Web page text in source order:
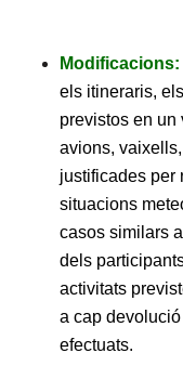
Modificacions:
els itineraris,
previstos en un
avions,
justificades per
situacions
casos similars
dels
activitats
a cap
efectuats.